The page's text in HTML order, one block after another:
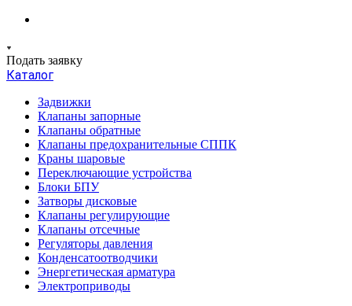
Подать заявку
Каталог
Задвижки
Клапаны запорные
Клапаны обратные
Клапаны предохранительные СППК
Краны шаровые
Переключающие устройства
Блоки БПУ
Затворы дисковые
Клапаны регулирующие
Клапаны отсечные
Регуляторы давления
Конденсатоотводчики
Энергетическая арматура
Электроприводы